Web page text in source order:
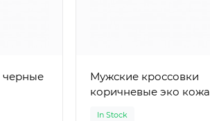
Мужские кроссовки
коричневые эко кожа
In Stock